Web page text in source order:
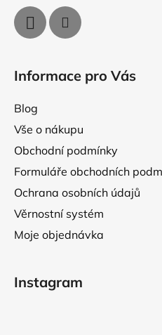
Informace pro Vás
Blog
Vše o nákupu
Obchodní podmínky
Formuláře obchodních
Ochrana osobních údajů
Věrnostní systém
Moje objednávka
Instagram